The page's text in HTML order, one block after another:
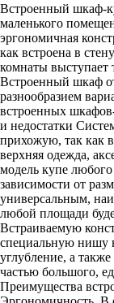
Встроенный шкаф-
маленького
эргономичная
как встроена в
комнаты выступает
Встроенный шкаф
разнообразием
встроенных
и недостатки
прихожую, так как
верхняя одежда,
модель купе
зависимости от
универсальным,
любой площади
Встраиваемую
специальную нишу
углубление, а
частью большого,
Преимущества